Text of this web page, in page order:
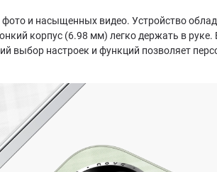
и насыщенных видео. Устройство
корпус (6.98 мм) легко держать в
выбор настроек и функций позволяет